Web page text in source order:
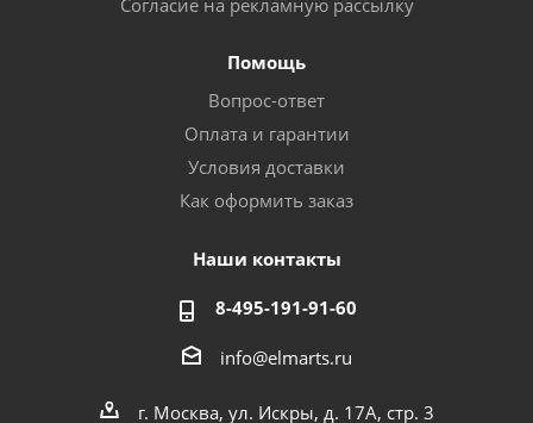
Согласие на рекламную рассылку
Помощь
Вопрос-ответ
Оплата и гарантии
Условия доставки
Как оформить заказ
Наши контакты
8-495-191-91-60
info@elmarts.ru
г. Москва, ул. Искры, д. 17А, стр. 3